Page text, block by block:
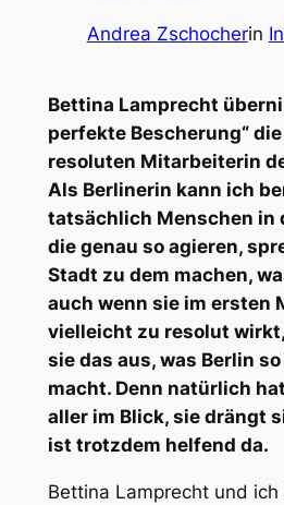
Andrea Zschocherin
Bettina Lamprecht
perfekte Bescherung“
resoluten Mitarbeiterin
Als Berlinerin kann ich
tatsächlich Menschen in
die genau so agieren,
Stadt zu dem machen,
auch wenn sie im ersten
vielleicht zu resolut
sie das aus, was Berlin
macht. Denn natürlich
aller im Blick, sie drängt
ist trotzdem helfend da.
Bettina Lamprecht und